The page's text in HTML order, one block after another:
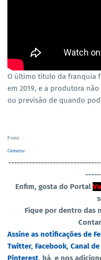
O último título da franquia
em 2019, e a produtora
ou previsão de quando
Fonte:
Gematsu
Enfim, gosta do Portal
Fique por dentro das
Assine as notificações de
Twitter, Facebook, Canal
Pinterest, há, e nos